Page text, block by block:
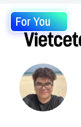
For You